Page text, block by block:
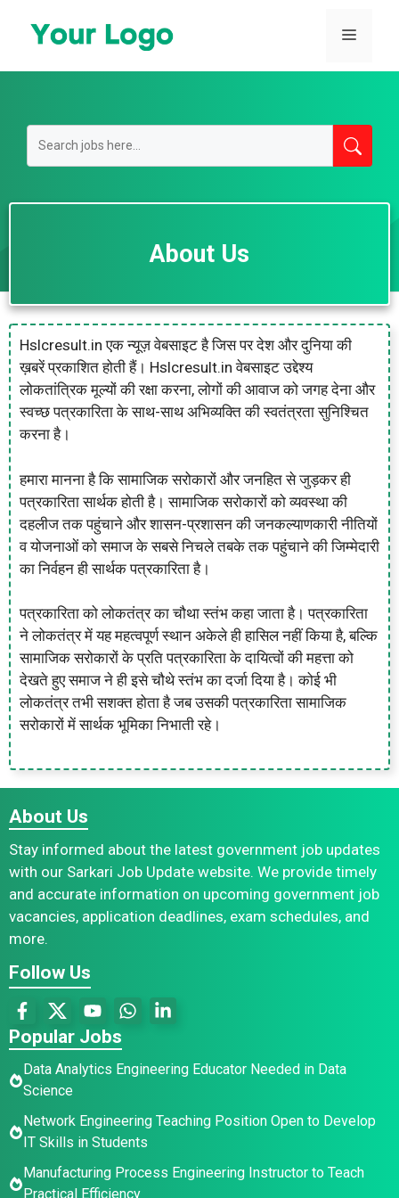
Menu
About Us
Hslcresult.in एक न्यूज़ वेबसाइट है जिस पर देश और दुनिया की
ख़बरें प्रकाशित होती हैं। Hslcresult.in वेबसाइट उद्देश्य
लोकतांत्रिक मूल्यों की रक्षा करना, लोगों की आवाज को जगह देना और
स्वच्छ पत्रकारिता के साथ-साथ अभिव्यक्ति की स्वतंत्रता सुनिश्चित
करना है।
हमारा मानना ​​है कि सामाजिक सरोकारों और जनहित से जुड़कर ही
पत्रकारिता सार्थक होती है। सामाजिक सरोकारों को व्यवस्था की
दहलीज तक पहुंचाने और शासन-प्रशासन की जनकल्याणकारी नीतियों
व योजनाओं को समाज के सबसे निचले तबके तक पहुंचाने की जिम्मेदारी
का निर्वहन ही सार्थक पत्रकारिता है।
पत्रकारिता को लोकतंत्र का चौथा स्तंभ कहा जाता है। पत्रकारिता
ने लोकतंत्र में यह महत्वपूर्ण स्थान अकेले ही हासिल नहीं किया है, बल्कि
सामाजिक सरोकारों के प्रति पत्रकारिता के दायित्वों की महत्ता को
देखते हुए समाज ने ही इसे चौथे स्तंभ का दर्जा दिया है। कोई भी
लोकतंत्र तभी सशक्त होता है जब उसकी पत्रकारिता सामाजिक
सरोकारों में सार्थक भूमिका निभाती रहे।
About Us
Stay informed about the latest government job updates
with our Sarkari Job Update website. We provide timely
and accurate information on upcoming government job
vacancies, application deadlines, exam schedules, and
more.
Follow Us
Popular Jobs
Data Analytics Engineering Educator Needed in Data
Science
Network Engineering Teaching Position Open to Develop
IT Skills in Students
Manufacturing Process Engineering Instructor to Teach
Practical Efficiency